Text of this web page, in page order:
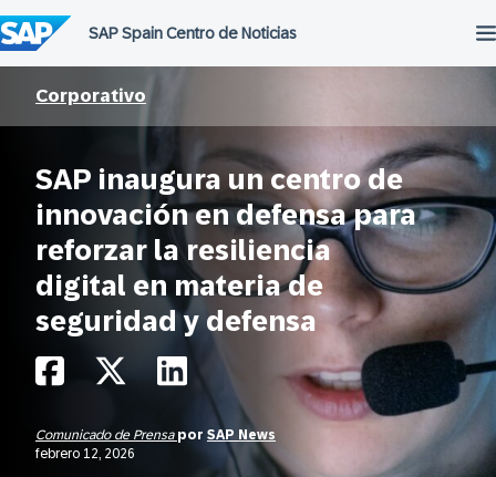
al
contenido
Corporativo
SAP inaugura un centro de
innovación en defensa para
reforzar la resiliencia
digital en materia de
seguridad y defensa
Comunicado de Prensa por SAP News
febrero 12, 2026